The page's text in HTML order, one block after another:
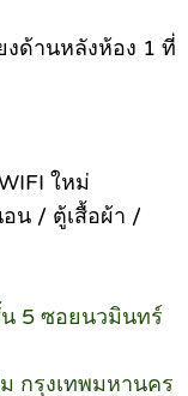
งด้านหลังห้อง 1 ที่
ใหม่
น / ตู้เสื้อผ้า /
5 ซอยนวมินทร์
กรุงเทพมหานคร